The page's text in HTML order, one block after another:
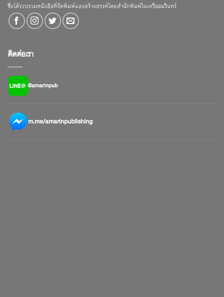
ซึ่งได้รวบรวมหนังสือที่จัดพิมพ์และสร้างสรรค์โดยสำนักพิมพ์ในเครืออมรินทร์
ติดต่อเรา
@amarinpub
m.me/amarinpublishing